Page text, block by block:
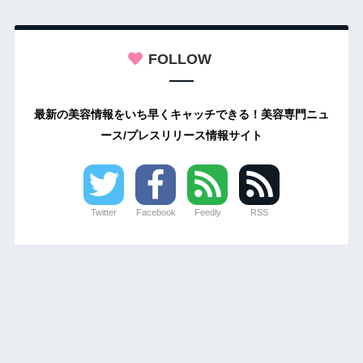
FOLLOW
最新の美容情報をいち早くキャッチできる！美容専門ニュ
ース/プレスリリース情報サイト
Twitter Facebook Feedly RSS